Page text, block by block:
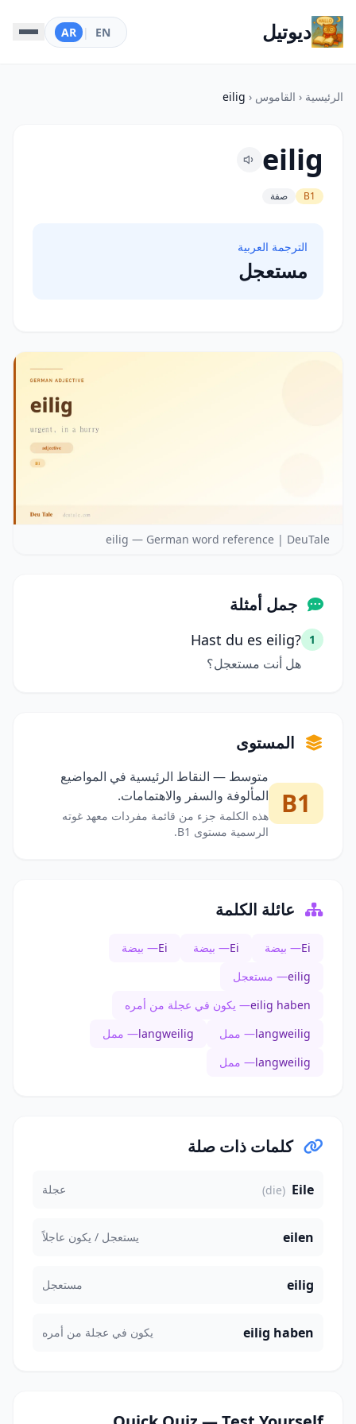
ديوتيل EN
|
AR
الرئيسية ‹ القاموس ‹
eilig
eilig
B1 صفة
الترجمة العربية
مستعجل
eilig — German word reference | DeuTale
جمل أمثلة
1
Hast du es eilig?
هل أنت مستعجل؟
المستوى
B1
متوسط — النقاط الرئيسية في المواضيع
المألوفة والسفر والاهتمامات.
هذه الكلمة جزء من قائمة مفردات معهد غوته
الرسمية مستوى B1.
عائلة الكلمة
Ei— بيضة Ei— بيضة Ei— بيضة
eilig— مستعجل
eilig haben— يكون في عجلة من أمره
langweilig— ممل langweilig— ممل
langweilig— ممل
كلمات ذات صلة
Eile
(die) عجلة
eilen يستعجل / يكون عاجلاً
eilig مستعجل
eilig haben يكون في عجلة من أمره